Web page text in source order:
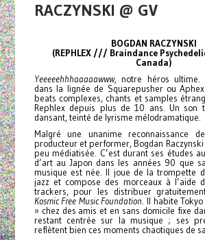
RACZYNSKI @ GV
BOGDAN RACZYNSKI
(REPHLEX /// Braindance
Canada)
Yeeeeehhhaaaaawww,notre héros ultime.
dans la lignée de Squarepusher ou
beats complexes, chants et samples
Rephlex depuis plus de 10 ans. Un son
dansant, teinté de lyrisme mélodramatique.
Malgré une unanime reconnaissance
producteur et performer, Bogdan
peu médiatisée. C’est durant ses études
d’art au Japon dans les années 90 que
musique est née. Il joue de la trompette
jazz et compose des morceaux à l’aide
trackers, pour les distribuer
Kosmic Free Music Foundation. Il habite
» chez des amis et en sans domicile fixe
restant centrée sur la musique ; ses
reflètent bien ces moments chaotiques de